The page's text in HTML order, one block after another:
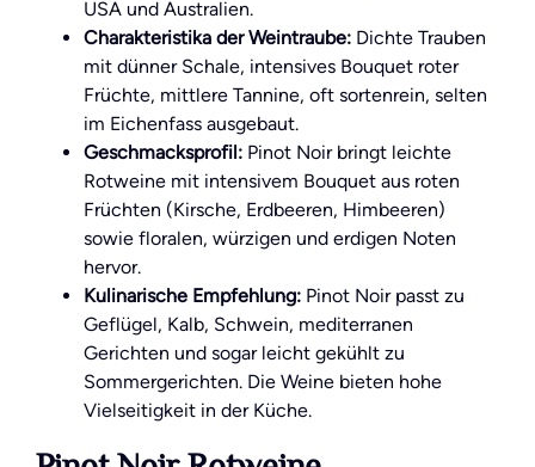
USA und Australien.
Charakteristika der Weintraube: Dichte Trauben
mit dünner Schale, intensives Bouquet roter
Früchte, mittlere Tannine, oft sortenrein, selten
im Eichenfass ausgebaut.
Geschmacksprofil: Pinot Noir bringt leichte
Rotweine mit intensivem Bouquet aus roten
Früchten (Kirsche, Erdbeeren, Himbeeren)
sowie floralen, würzigen und erdigen Noten
hervor.
Kulinarische Empfehlung: Pinot Noir passt zu
Geflügel, Kalb, Schwein, mediterranen
Gerichten und sogar leicht gekühlt zu
Sommergerichten. Die Weine bieten hohe
Vielseitigkeit in der Küche.